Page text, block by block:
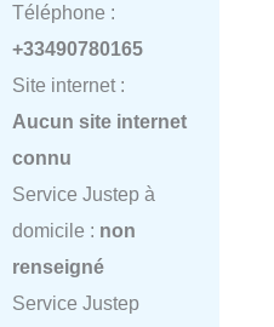
Téléphone :
+33490780165
Site internet :
Aucun site internet
connu
Service Justep à
domicile : non
renseigné
Service Justep